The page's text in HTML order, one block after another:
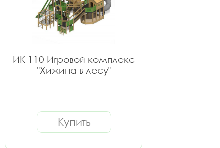
ИК-110 Игровой комплекс
"Хижина в лесу"
Купить